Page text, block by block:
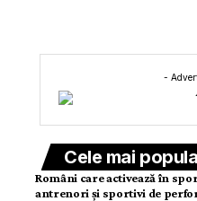
-
Cele mai
Români care activează în
antrenori și sportivi de